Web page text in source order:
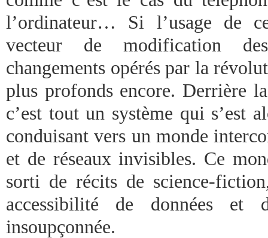
l’ordinateur… Si l’usage de
vecteur de modification
changements opérés par la
plus profonds encore. Derrière
c’est tout un système qui s’est
conduisant vers un monde
et de réseaux invisibles. Ce
sorti de récits de science-
accessibilité de données et
insoupçonnée.